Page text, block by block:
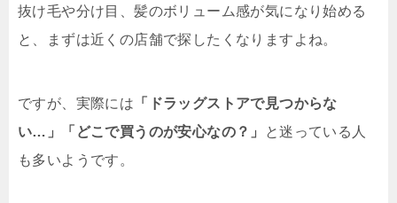
抜け毛や分け目、髪のボリューム感が気になり始める
と、まずは近くの店舗で探したくなりますよね。
ですが、実際には 「ドラッグストアで見つからな
い…」「どこで買うのが安心なの？」
と迷っている人
も多いようです。